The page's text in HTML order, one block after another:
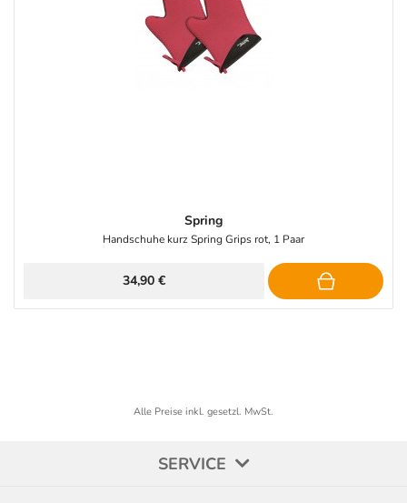
Spring
Handschuhe kurz Spring Grips rot, 1 Paar
34,90 €
Alle Preise inkl. gesetzl. MwSt.
SERVICE